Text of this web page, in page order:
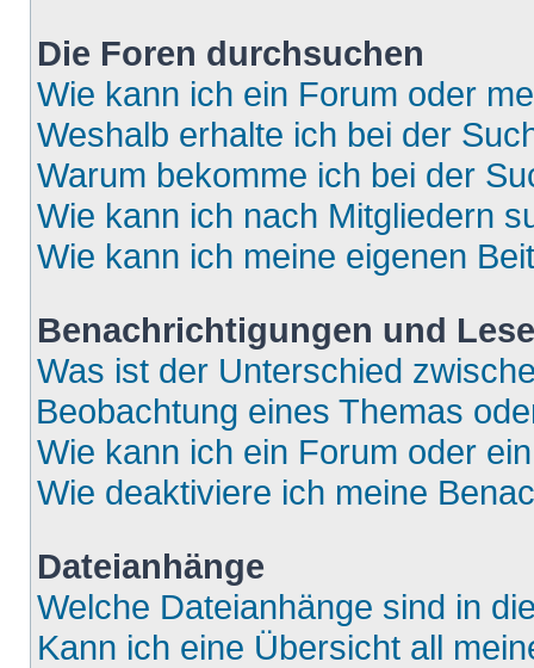
Die Foren durchsuchen
Wie kann ich ein Forum oder
Weshalb erhalte ich bei der
Warum bekomme ich bei der
Wie kann ich nach Mitgliedern
Wie kann ich meine eigenen
Benachrichtigungen und
Was ist der Unterschied
Beobachtung eines Themas
Wie kann ich ein Forum oder
Wie deaktiviere ich meine
Dateianhänge
Welche Dateianhänge sind in
Kann ich eine Übersicht all